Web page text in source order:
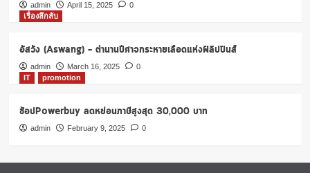
admin April 15, 2025
0
เรื่องลึกลับ
อัสวัง (Aswang) – ตำนานปีศาจกระหายเลือดแห่งฟิลิปปินส์
admin March 16, 2025
0
IT
promotion
ช้อปPowerbuy ลดหย่อนภาษีสูงสุด 30,000 บาท
admin February 9, 2025 0